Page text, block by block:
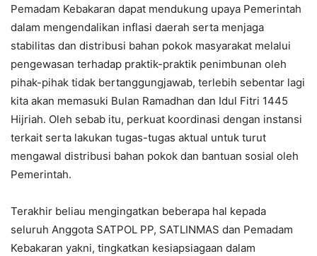
Pemadam Kebakaran dapat mendukung upaya Pemerintah
dalam mengendalikan inflasi daerah serta menjaga
stabilitas dan distribusi bahan pokok masyarakat melalui
pengewasan terhadap praktik-praktik penimbunan oleh
pihak-pihak tidak bertanggungjawab, terlebih sebentar lagi
kita akan memasuki Bulan Ramadhan dan Idul Fitri 1445
Hijriah. Oleh sebab itu, perkuat koordinasi dengan instansi
terkait serta lakukan tugas-tugas aktual untuk turut
mengawal distribusi bahan pokok dan bantuan sosial oleh
Pemerintah.
Terakhir beliau mengingatkan beberapa hal kepada
seluruh Anggota SATPOL PP, SATLINMAS dan Pemadam
Kebakaran yakni, tingkatkan kesiapsiagaan dalam